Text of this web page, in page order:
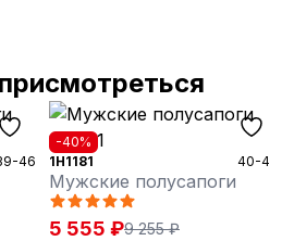
46
-40%
1H1181
40-45
Мужские полусапоги
5 555 ₽9 255 ₽